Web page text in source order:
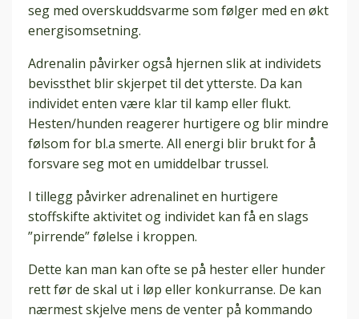
seg med overskuddsvarme som følger med en økt
energisomsetning.
Adrenalin påvirker også hjernen slik at individets
bevissthet blir skjerpet til det ytterste. Da kan
individet enten være klar til kamp eller flukt.
Hesten/hunden reagerer hurtigere og blir mindre
følsom for bl.a smerte. All energi blir brukt for å
forsvare seg mot en umiddelbar trussel.
I tillegg påvirker adrenalinet en hurtigere
stoffskifte aktivitet og individet kan få en slags
”pirrende” følelse i kroppen.
Dette kan man kan ofte se på hester eller hunder
rett før de skal ut i løp eller konkurranse. De kan
nærmest skjelve mens de venter på kommando